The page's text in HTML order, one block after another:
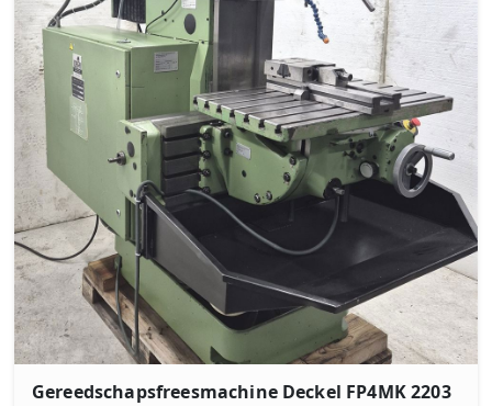
Gereedschapsfreesmachine Deckel FP4MK 2203